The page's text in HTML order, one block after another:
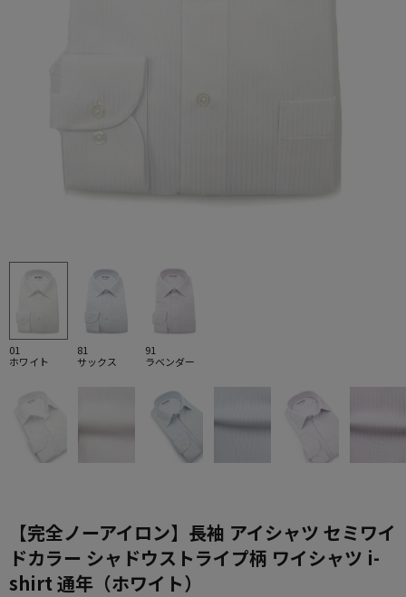
01
ホワイト
81
サックス
91
ラベンダー
【完全ノーアイロン】長袖 アイシャツ セミワイ
ドカラー シャドウストライプ柄 ワイシャツ i-
shirt 通年（ホワイト）